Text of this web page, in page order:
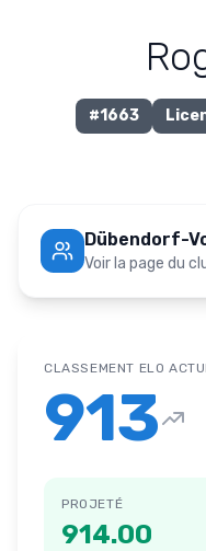
#1663
Dübendorf-
Voir la page du
CLASSEMENT ELO
913
PROJETÉ
914.00